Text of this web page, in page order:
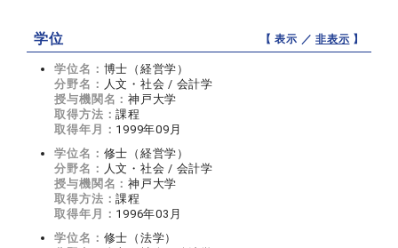
学位 【 表示 ／非表示 】
学位名： 博士（経営学）
分野名： 人文・社会 / 会計学
授与機関名：神戸大学
取得方法：課程
取得年月： 1999年09月
学位名： 修士（経営学）
分野名： 人文・社会 / 会計学
授与機関名：神戸大学
取得方法：課程
取得年月： 1996年03月
学位名： 修士（法学）